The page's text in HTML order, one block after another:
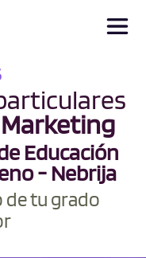
Marketing
Educación
- Nebrija
de tu grado